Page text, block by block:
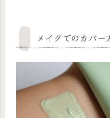
メイクでのカバー